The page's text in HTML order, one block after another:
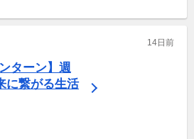
14日前
ターン】週
に繋がる生活